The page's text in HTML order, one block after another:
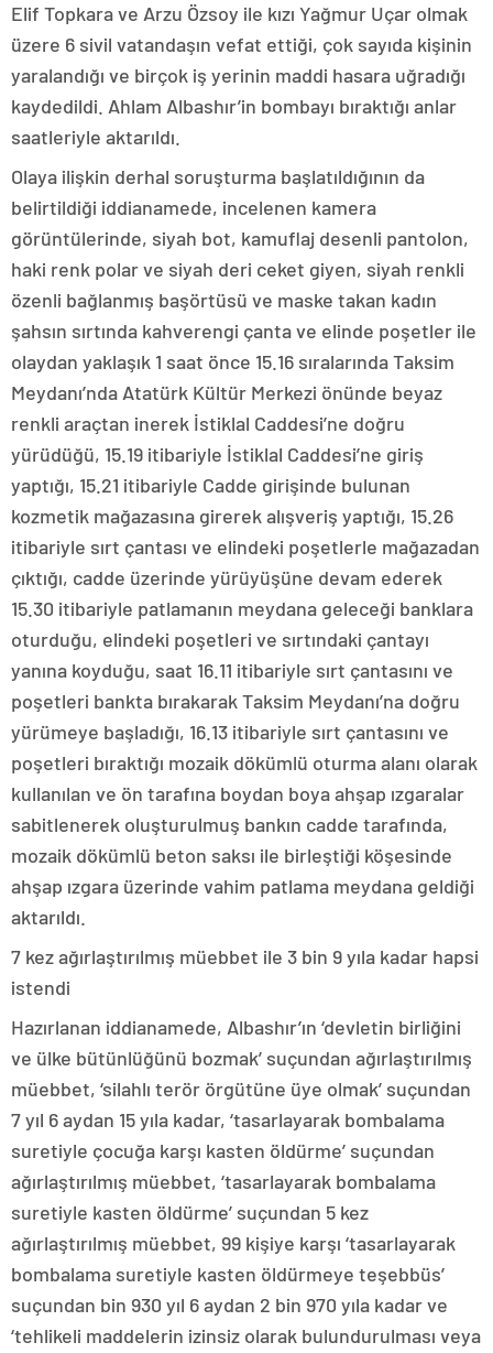
Elif Topkara ve Arzu Özsoy ile kızı Yağmur Uçar olmak
üzere 6 sivil vatandaşın vefat ettiği, çok sayıda kişinin
yaralandığı ve birçok iş yerinin maddi hasara uğradığı
kaydedildi. Ahlam Albashır’in bombayı bıraktığı anlar
saatleriyle aktarıldı.
Olaya ilişkin derhal soruşturma başlatıldığının da
belirtildiği iddianamede, incelenen kamera
görüntülerinde, siyah bot, kamuflaj desenli pantolon,
haki renk polar ve siyah deri ceket giyen, siyah renkli
özenli bağlanmış başörtüsü ve maske takan kadın
şahsın sırtında kahverengi çanta ve elinde poşetler ile
olaydan yaklaşık 1 saat önce 15.16 sıralarında Taksim
Meydanı’nda Atatürk Kültür Merkezi önünde beyaz
renkli araçtan inerek İstiklal Caddesi’ne doğru
yürüdüğü, 15.19 itibariyle İstiklal Caddesi’ne giriş
yaptığı, 15.21 itibariyle Cadde girişinde bulunan
kozmetik mağazasına girerek alışveriş yaptığı, 15.26
itibariyle sırt çantası ve elindeki poşetlerle mağazadan
çıktığı, cadde üzerinde yürüyüşüne devam ederek
15.30 itibariyle patlamanın meydana geleceği banklara
oturduğu, elindeki poşetleri ve sırtındaki çantayı
yanına koyduğu, saat 16.11 itibariyle sırt çantasını ve
poşetleri bankta bırakarak Taksim Meydanı’na doğru
yürümeye başladığı, 16.13 itibariyle sırt çantasını ve
poşetleri bıraktığı mozaik dökümlü oturma alanı olarak
kullanılan ve ön tarafına boydan boya ahşap ızgaralar
sabitlenerek oluşturulmuş bankın cadde tarafında,
mozaik dökümlü beton saksı ile birleştiği köşesinde
ahşap ızgara üzerinde vahim patlama meydana geldiği
aktarıldı.
7 kez ağırlaştırılmış müebbet ile 3 bin 9 yıla kadar hapsi
istendi
Hazırlanan iddianamede, Albashır’ın ‘devletin birliğini
ve ülke bütünlüğünü bozmak’ suçundan ağırlaştırılmış
müebbet, ‘silahlı terör örgütüne üye olmak’ suçundan
7 yıl 6 aydan 15 yıla kadar, ‘tasarlayarak bombalama
suretiyle çocuğa karşı kasten öldürme’ suçundan
ağırlaştırılmış müebbet, ‘tasarlayarak bombalama
suretiyle kasten öldürme’ suçundan 5 kez
ağırlaştırılmış müebbet, 99 kişiye karşı ‘tasarlayarak
bombalama suretiyle kasten öldürmeye teşebbüs’
suçundan bin 930 yıl 6 aydan 2 bin 970 yıla kadar ve
‘tehlikeli maddelerin izinsiz olarak bulundurulması veya